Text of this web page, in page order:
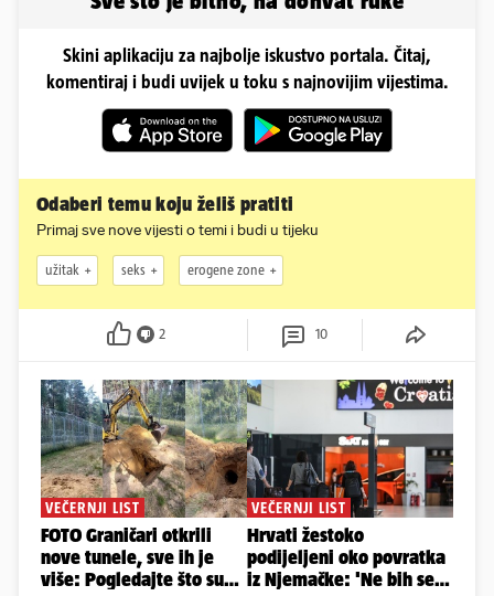
Skini aplikaciju za najbolje iskustvo portala. Čitaj,
komentiraj i budi uvijek u toku s najnovijim vijestima.
Odaberi temu koju želiš pratiti
Primaj sve nove vijesti o temi i budi u tijeku
užitak seks erogene zone
2 10